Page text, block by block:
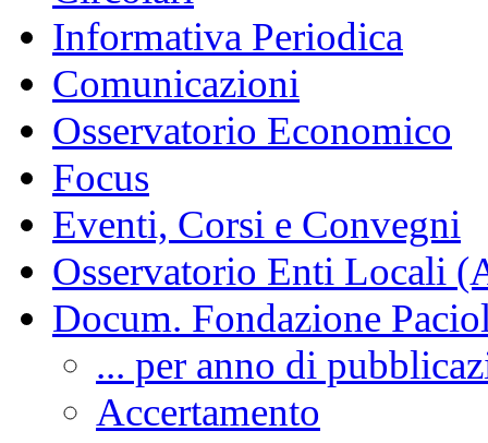
Informativa Periodica
Comunicazioni
Osservatorio Economico
Focus
Eventi, Corsi e Convegni
Osservatorio Enti Locali
Docum. Fondazione
... per anno di
Accertamento